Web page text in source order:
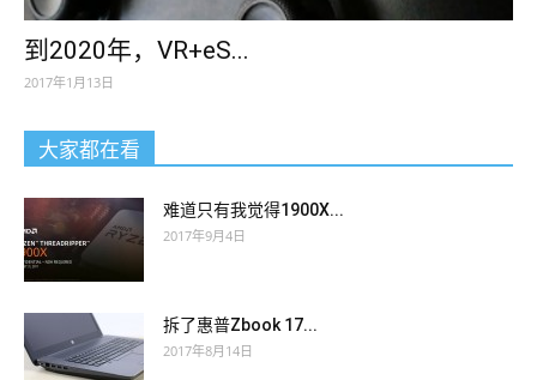
到2020年，VR+eS...
2017年1月13日
大家都在看
难道只有我觉得1900X...
2017年9月4日
拆了惠普Zbook 17...
2017年8月14日